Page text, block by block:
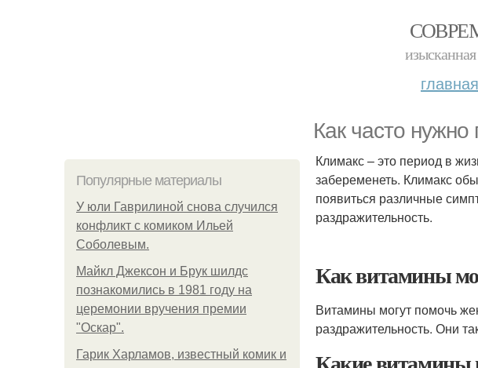
главная
Как часто
Популярные материалы
У юли Гаврилиной снова случился
конфликт с комиком Ильей
Соболевым.
Майкл Джексон и Брук шилдс
познакомились в 1981 году на
церемонии вручения премии
"Оскар".
Гарик Харламов, известный комик и
Климакс – это период в
забеременеть. Климакс
появиться различные
раздражительность.
Как витамины
Витамины могут помочь
раздражительность. Они